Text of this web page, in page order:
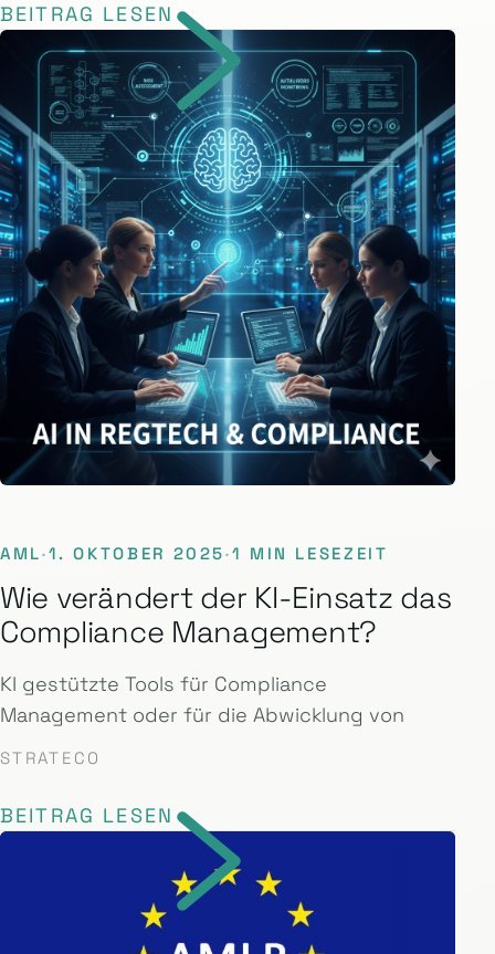
BEITRAG LESEN
AML·1. OKTOBER 2025·1 MIN LESEZEIT
Wie verändert der KI-Einsatz das
Compliance Management?
KI gestützte Tools für Compliance
Management oder für die Abwicklung von
STRATECO
BEITRAG LESEN